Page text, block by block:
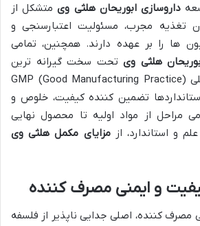
داروسازی ابوریحان هلثی ویمتشکل از
تغذیه مجرب، مسئولیت اعتبارسنجی و
ها را بر عهده دارند. همچنین، تمامی
هلثی ویتحت سخت گیرانه ترین
استانداردهای بین المللی GMP (Good Manufacturing Practice)
تضمین کننده کیفیت، خلوص و
مراحل از مواد اولیه تا محصول نهایی
و استاندارد، ازمزایای مکمل هلثی وی
مصرف کننده، اصلی جدایی ناپذیر از فلسفه